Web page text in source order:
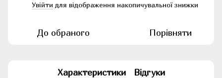
Увійти для відображення накопичувальної знижки
До обраного Порівняти
Характеристики Відгуки